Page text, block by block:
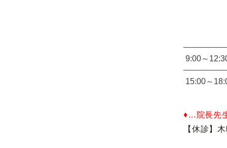
9:00～
15:00～
♦…院長先
【休診】